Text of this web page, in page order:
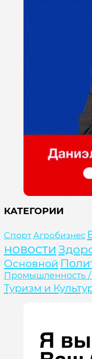
КАТЕГОРИИ
Cпорт Агробизнес
новости
Основной
Промышленность /
Туризм и